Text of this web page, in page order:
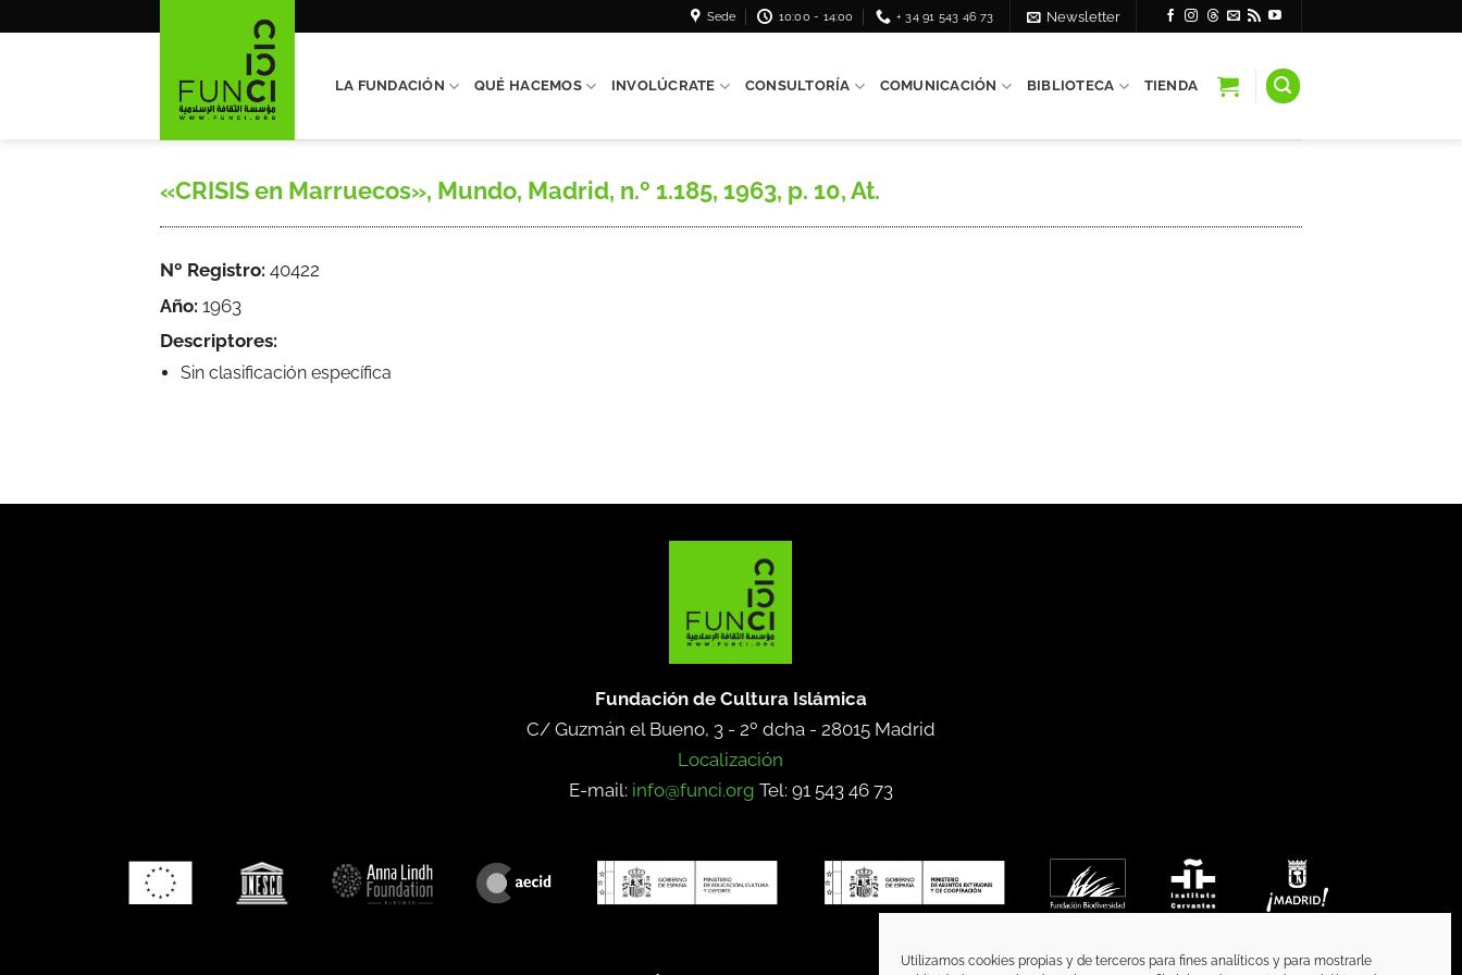
Utilizamos cookies propias y de terceros para fines analíticos y para mostrarle
Sede 10:00 - 14:00 + 34 91 543 46 73 Newsletter
LA FUNDACIÓN QUÉ HACEMOS INVOLÚCRATE CONSULTORÍA COMUNICACIÓN BIBLIOTECA TIENDA
«CRISIS en Marruecos», Mundo, Madrid, n.º 1.185, 1963, p. 10, At.
Nº Registro: 40422
Año: 1963
Descriptores:
Sin clasificación específica
Fundación de Cultura Islámica
C/ Guzmán el Bueno, 3 - 2º dcha - 28015 Madrid
Localización
E-mail: info@funci.org Tel: 91 543 46 73